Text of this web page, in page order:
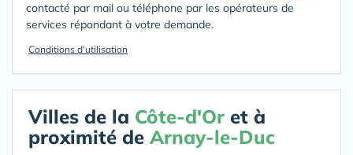
contacté par mail ou téléphone par les opérateurs de
services répondant à votre demande.
Conditions d'utilisation
Villes de la Côte-d'Or et à
proximité de Arnay-le-Duc